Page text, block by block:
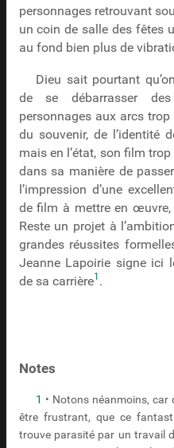
personnages retrouvant
un coin de salle des fêtes
au fond bien plus de
Dieu sait pourtant
de se débarrasser
personnages aux arcs
du souvenir, de l’identité
mais en l’état, son film
dans sa manière de
l’impression d’une
de film à mettre en œuvre,
Reste un projet à
grandes réussites
Jeanne Lapoirie signe ici
de sa carrière1 .
Notes
1 • Notons néanmoins, car
être frustrant, que ce
trouve parasité par un travail